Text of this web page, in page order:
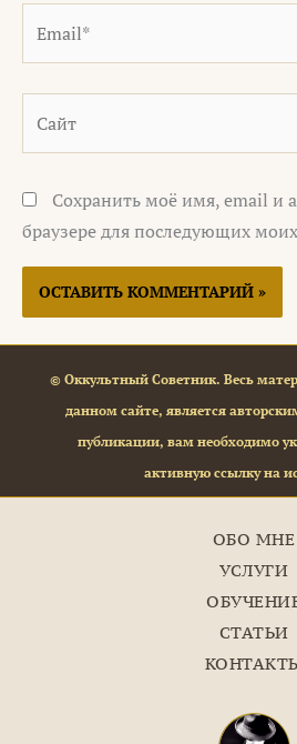
Сохранить моё имя, email и
браузере для последующих
© Оккультный Советник. Весь
данном сайте, является
публикации, вам необходимо
активную ссылку на
ОБО МНЕ
УСЛУГИ
СТАТЬИ